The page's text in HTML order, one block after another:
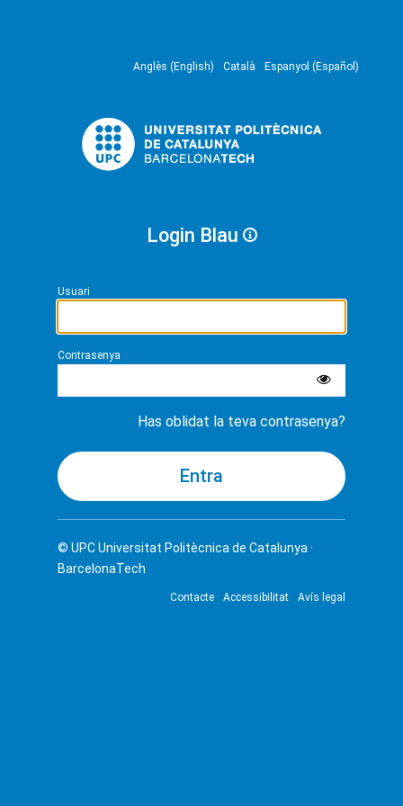
Anglès (English) Català Espanyol (Español)
Login Blau
Usuari
Contrasenya
Has oblidat la teva contrasenya?
© UPCUniversitat Politècnica de Catalunya ·
BarcelonaTech
Contacte Accessibilitat Avís legal